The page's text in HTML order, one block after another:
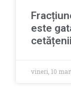
este
cetățenii
vineri, 10